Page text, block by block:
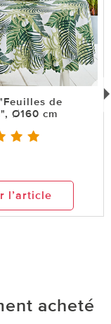
de
Ø160 cm
l’article
acheté